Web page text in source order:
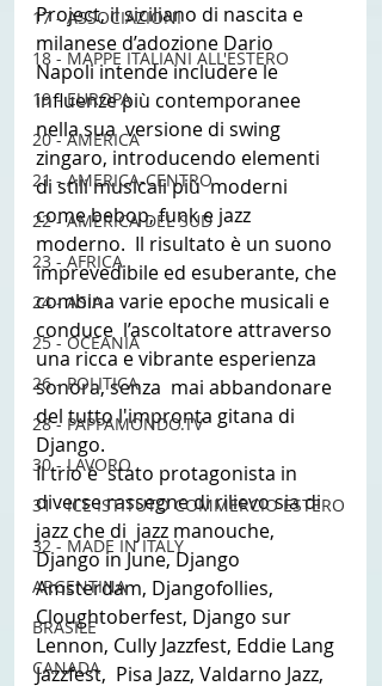
17 - ASSOCIAZIONI
18 - MAPPE ITALIANI ALL'ESTERO
19 - EUROPA
20 - AMERICA
21 - AMERICA-CENTRO
22 - AMERICA DEL SUD
23 - AFRICA
24 - ASIA
25 - OCEANIA
26 - POLITICA
28 - PAPPAMONDO.TV
30 - LAVORO
31 - ICE ISTITUTO COMMERCIO ESTERO
32 - MADE IN ITALY
ARGENTINA
BRASILE
CANADA
Project, il siciliano di nascita e
milanese d’adozione Dario
Napoli intende includere le
influenze più contemporanee
nella sua  versione di swing
zingaro, introducendo elementi
di stili musicali più  moderni
come bebop, funk e jazz
moderno.  Il risultato è un suono
imprevedibile ed esuberante, che
combina varie epoche musicali e
conduce  l’ascoltatore attraverso
una ricca e vibrante esperienza
sonora, senza  mai abbandonare
del tutto l'impronta gitana di
Django.
Il trio è  stato protagonista in
diverse rassegne di rilievo sia di
jazz che di  jazz manouche,
Django in June, Django
Amsterdam, Djangofollies,
Cloughtoberfest, Django sur
Lennon, Cully Jazzfest, Eddie Lang
Jazzfest,  Pisa Jazz, Valdarno Jazz,